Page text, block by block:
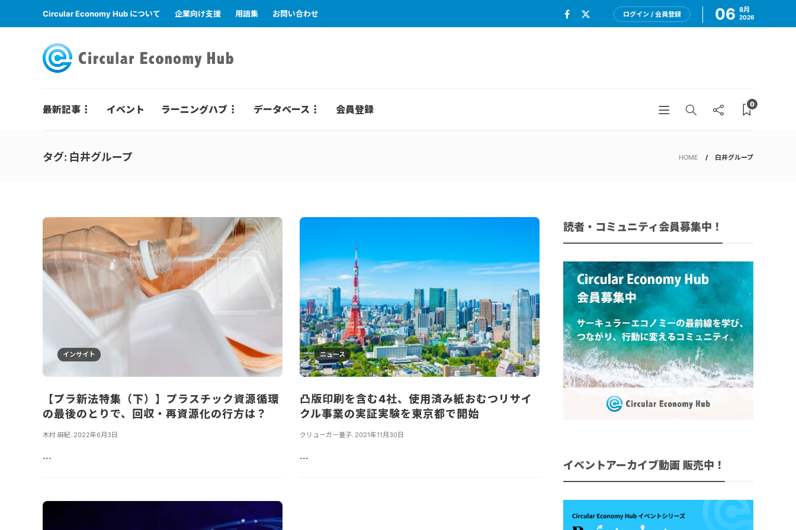
Circular Economy Hub について 企業向け支援 用語集 お問い合わせ ログイン / 会員登録 06 8月
2026
最新記事 イベント ラーニングハブ データベース 会員登録 0
タグ: 白井グループ HOME 白井グループ
インサイト
【プラ新法特集（下）】プラスチック資源循環
の最後のとりで、回収・再資源化の行方は？
木村 麻紀 2022年6月3日
...
ニュース
凸版印刷を含む4社、使用済み紙おむつリサイ
クル事業の実証実験を東京都で開始
クリューガー量子 2021年11月30日
...
読者・コミュニティ会員募集中！
イベントアーカイブ動画 販売中！